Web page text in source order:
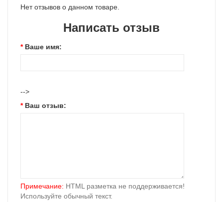
Нет отзывов о данном товаре.
Написать отзыв
Ваше имя:
-->
Ваш отзыв:
Примечание: HTML разметка не поддерживается!
Используйте обычный текст.